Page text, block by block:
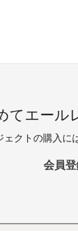
てエール
ェクトの購入に
会員